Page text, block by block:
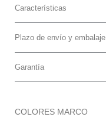
Características
Plazo de envío y embalaje
Garantía
COLORES MARCO